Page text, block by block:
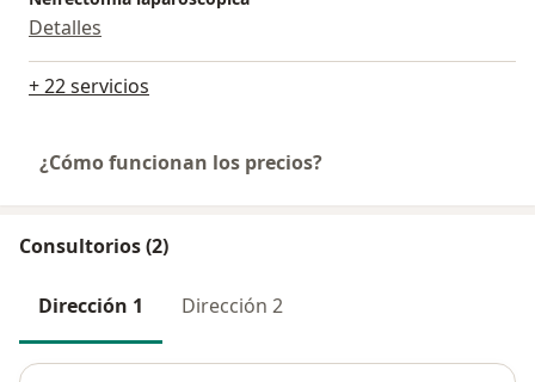
Detalles
+ 22 servicios
¿Cómo funcionan los precios?
Consultorios (2)
Dirección 1 Dirección 2